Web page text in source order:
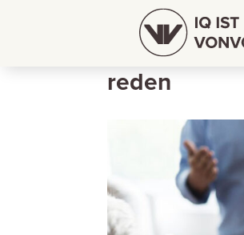
Mobile
reden